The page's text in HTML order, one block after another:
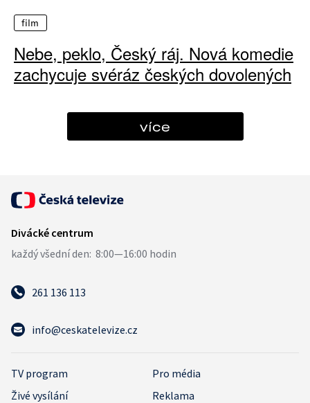
film
Nebe, peklo, Český ráj. Nová komedie
zachycuje svéráz českých dovolených
více
261 136 113
info@ceskatelevize.cz
TV program
Pro média
Živé vysílání
Reklama